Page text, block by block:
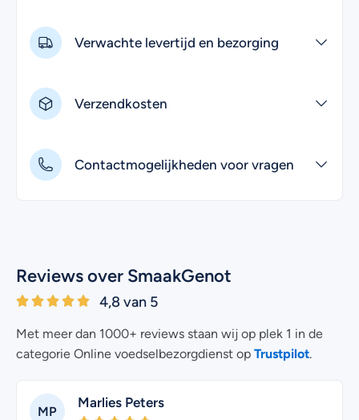
Verwachte levertijd en bezorging
Verzendkosten
Contactmogelijkheden voor vragen
Reviews over SmaakGenot
4,8 van 5
Met meer dan 1000+ reviews staan wij op plek 1 in de
categorie Online voedselbezorgdienst op Trustpilot
MP
Marlies Peters